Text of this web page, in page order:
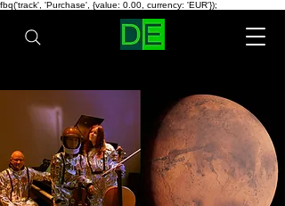
fbq('track', 'Purchase', {value: 0.00, currency: 'EUR'});